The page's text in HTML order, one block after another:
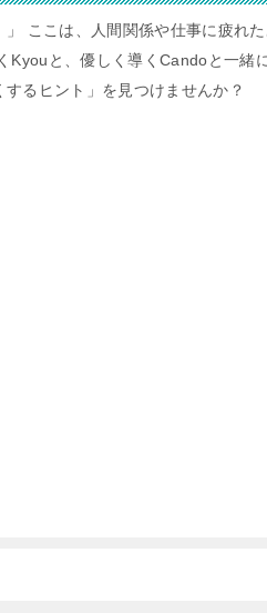
」 ここは、人間関係や仕事に疲れ
Kyouと、優しく導くCandoと一緒
るヒント」を見つけませんか？